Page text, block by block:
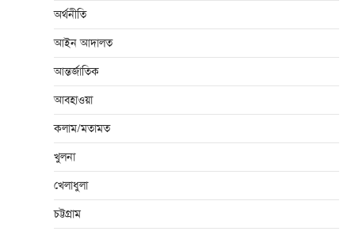
অর্থনীতি
আইন আদালত
আন্তর্জাতিক
আবহাওয়া
কলাম/মতামত
খুলনা
খেলাধুলা
চট্টগ্রাম